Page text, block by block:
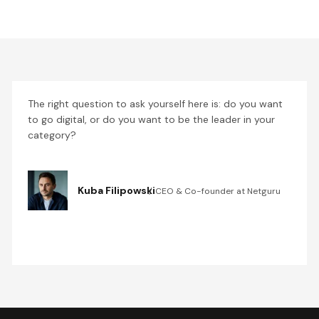
The right question to ask yourself here is: do you want
to go digital, or do you want to be the leader in your
category?
Kuba FilipowskiCEO & Co-founder at Netguru